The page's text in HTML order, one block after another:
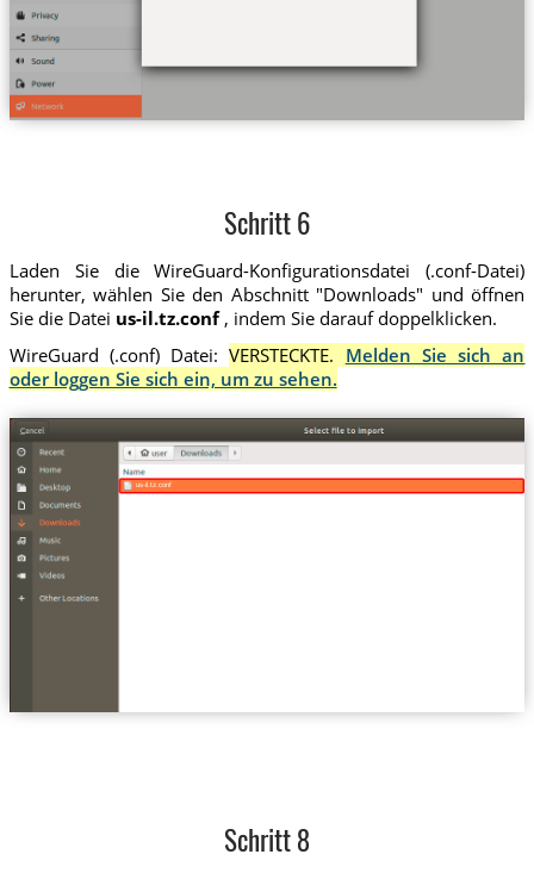
Schritt 6
Laden Sie die WireGuard-Konfigurationsdatei (.conf-Datei)
herunter, wählen Sie den Abschnitt "Downloads" und öffnen
Sie die Datei us-il.tz.conf, indem Sie darauf doppelklicken.
WireGuard (.conf) Datei: VERSTECKTE. Melden Sie sich an
oder loggen Sie sich ein, um zu sehen.
us-il.tz.conf
Schritt 8